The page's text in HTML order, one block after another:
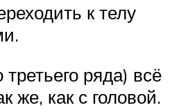
к телу
ряда) всё
же, как с головой.